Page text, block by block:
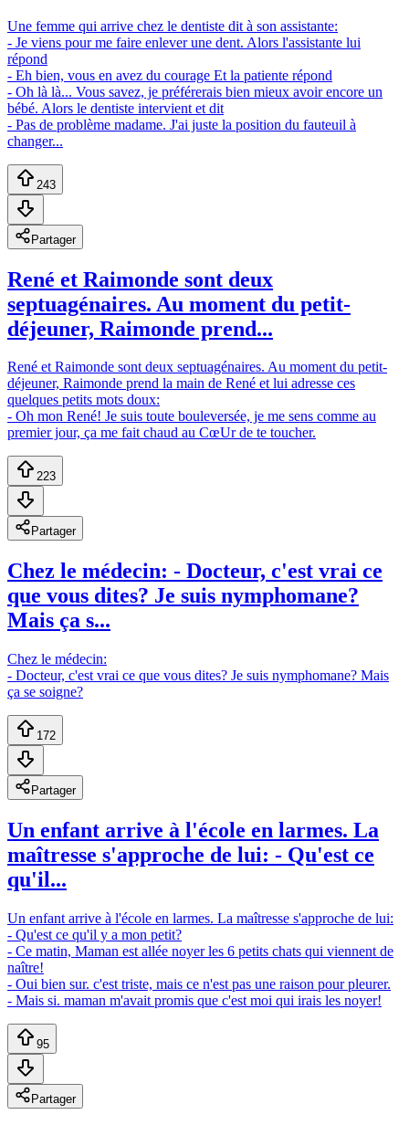
Une femme qui arrive chez le dentiste dit à son assistante:
- Je viens pour me faire enlever une dent. Alors l'assistante lui
répond
- Eh bien, vous en avez du courage Et la patiente répond
- Oh là là... Vous savez, je préférerais bien mieux avoir encore un
bébé. Alors le dentiste intervient et dit
- Pas de problème madame. J'ai juste la position du fauteuil à
changer...
243
Partager
René et Raimonde sont deux
septuagénaires. Au moment du petit-
déjeuner, Raimonde prend...
René et Raimonde sont deux septuagénaires. Au moment du petit-
déjeuner, Raimonde prend la main de René et lui adresse ces
quelques petits mots doux:
- Oh mon René! Je suis toute bouleversée, je me sens comme au
premier jour, ça me fait chaud au CœUr de te toucher.
223
Partager
Chez le médecin: - Docteur, c'est vrai ce
que vous dites? Je suis nymphomane?
Mais ça s...
Chez le médecin:
- Docteur, c'est vrai ce que vous dites? Je suis nymphomane? Mais
ça se soigne?
172
Partager
Un enfant arrive à l'école en larmes. La
maîtresse s'approche de lui: - Qu'est ce
qu'il...
Un enfant arrive à l'école en larmes. La maîtresse s'approche de lui:
- Qu'est ce qu'il y a mon petit?
- Ce matin, Maman est allée noyer les 6 petits chats qui viennent de
naître!
- Oui bien sur. c'est triste, mais ce n'est pas une raison pour pleurer.
- Mais si. maman m'avait promis que c'est moi qui irais les noyer!
95
Partager